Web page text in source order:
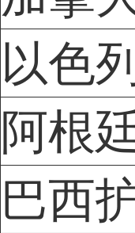
以色
阿根
巴西